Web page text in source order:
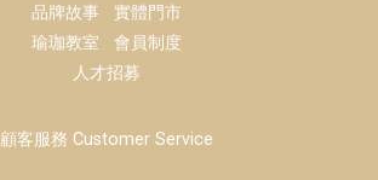
品牌故事 實體門市
瑜珈教室 會員制度
人才招募
顧客服務 Customer Service